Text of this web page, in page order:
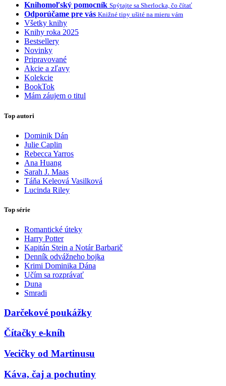
Knihomoľský pomocník Spýtajte sa Sherlocka, čo čítať
Odporúčame pre vás Knižné tipy ušité na mieru vám
Všetky knihy
Knihy roka 2025
Bestsellery
Novinky
Pripravované
Akcie a zľavy
Kolekcie
BookTok
Mám záujem o titul
Top autori
Dominik Dán
Julie Caplin
Rebecca Yarros
Ana Huang
Sarah J. Maas
Táňa Keleová Vasilková
Lucinda Riley
Top série
Romantické úteky
Harry Potter
Kapitán Stein a Notár Barbarič
Denník odvážneho bojka
Krimi Dominika Dána
Učím sa rozprávať
Duna
Smradi
Darčekové poukážky
Čítačky e-kníh
Vecičky od Martinusu
Káva, čaj a pochutiny